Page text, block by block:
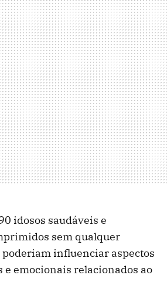
idosos saudáveis e
sem qualquer
influenciar aspectos
emocionais relacionados ao